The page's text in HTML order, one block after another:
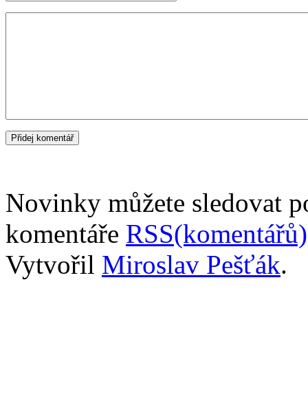
Novinky můžete sledovat
komentáře RSS(komentářů)
Vytvořil Miroslav Pešťák.